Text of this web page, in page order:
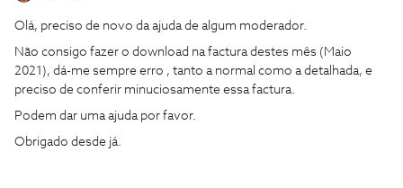
Olá, preciso de novo da ajuda de algum moderador.
Não consigo fazer o download na factura destes mês (Maio
2021), dá-me sempre erro , tanto a normal como a detalhada, e
preciso de conferir minuciosamente essa factura.
Podem dar uma ajuda por favor.
Obrigado desde já.